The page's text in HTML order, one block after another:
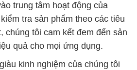
trung tâm hoạt động của
tra sản phẩm theo các tiêu
chúng tôi cam kết đem đến sản
quả cho mọi ứng dụng.
kinh nghiệm của chúng tôi